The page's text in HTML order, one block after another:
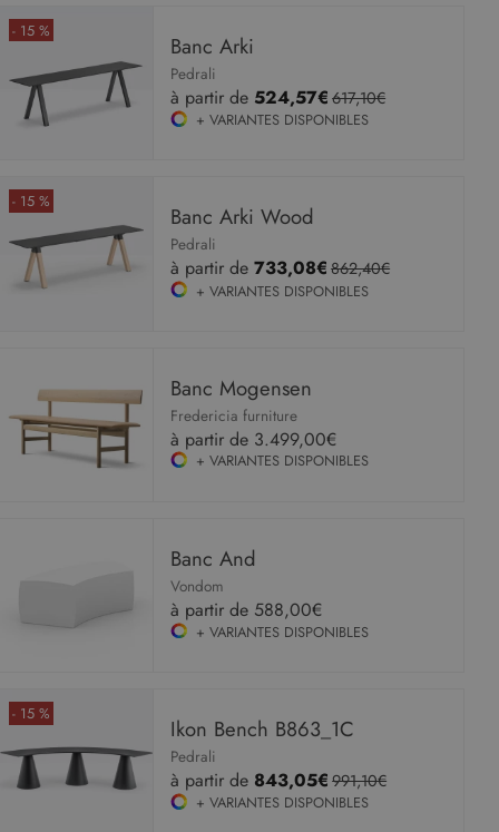
- 15 %
Banc Arki
Pedrali
à partir de 524,57€ 617,10€
+ VARIANTES DISPONIBLES
- 15 %
Banc Arki Wood
Pedrali
à partir de733,08€ 862,40€
+ VARIANTES DISPONIBLES
Banc Mogensen
Fredericia furniture
à partir de 3.499,00€
+ VARIANTES DISPONIBLES
Banc And
Vondom
à partir de 588,00€
+ VARIANTES DISPONIBLES
- 15 %
Ikon Bench B863_1C
Pedrali
à partir de 843,05€ 991,10€
+ VARIANTES DISPONIBLES